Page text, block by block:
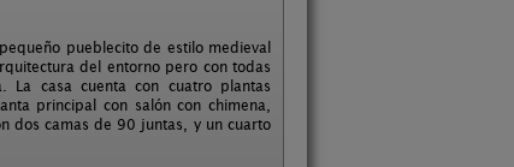
pueblecito de estilo medieval
del entorno pero con todas
La casa cuenta con cuatro plantas
principal con salón con chimena,
dos camas de 90 juntas, y un cuarto